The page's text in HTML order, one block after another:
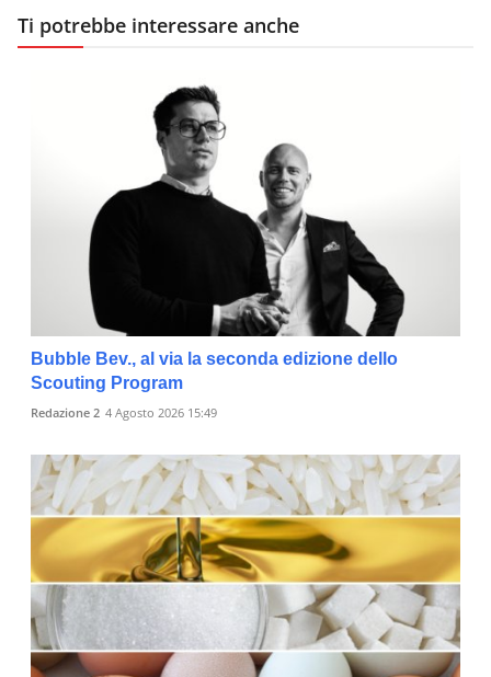
Ti potrebbe interessare anche
Bubble Bev., al via la seconda edizione dello
Scouting Program
Redazione 2 4 Agosto 2026 15:49